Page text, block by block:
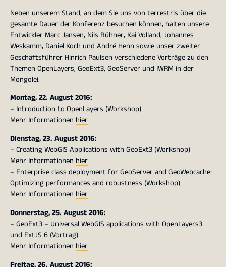
Neben unserem Stand, an dem Sie uns von terrestris über die
gesamte Dauer der Konferenz besuchen können, halten unsere
Entwickler Marc Jansen, Nils Bühner, Kai Volland, Johannes
Weskamm, Daniel Koch und André Henn sowie unser zweiter
Geschäftsführer Hinrich Paulsen verschiedene Vorträge zu den
Themen OpenLayers, GeoExt3, GeoServer und IWRM in der
Mongolei.
Montag, 22. August 2016:
– Introduction to OpenLayers (Workshop)
Mehr Informationen hier
Dienstag, 23. August 2016:
– Creating WebGIS Applications with GeoExt3 (Workshop)
Mehr Informationen hier
– Enterprise class deployment for GeoServer and GeoWebcache:
Optimizing performances and robustness (Workshop)
Mehr Informationen hier
Donnerstag, 25. August 2016:
– GeoExt3 – Universal WebGIS applications with OpenLayers3
und ExtJS 6 (Vortrag)
Mehr Informationen hier
Freitag, 26. August 2016: